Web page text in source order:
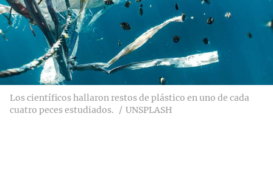
Los científicos hallaron restos de plástico en uno de cada
cuatro peces estudiados.
UNSPLASH